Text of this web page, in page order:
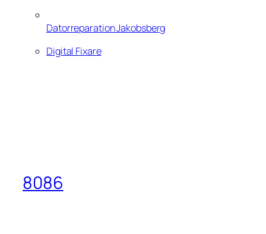
Datorreparation Jakobsberg
Digital Fixare
8086